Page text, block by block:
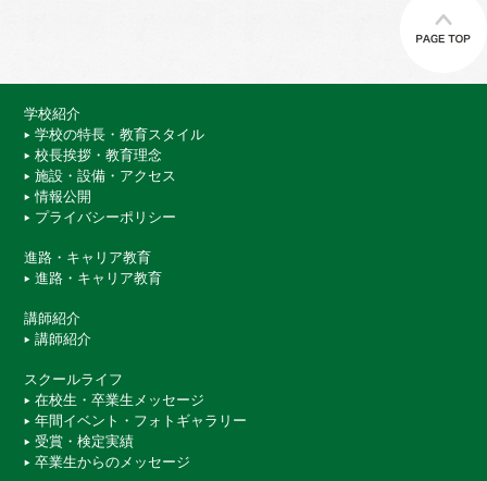
学校紹介
学校の特長・教育スタイル
校長挨拶・教育理念
施設・設備・アクセス
情報公開
プライバシーポリシー
進路・キャリア教育
進路・キャリア教育
講師紹介
講師紹介
スクールライフ
在校生・卒業生メッセージ
年間イベント・フォトギャラリー
受賞・検定実績
卒業生からのメッセージ